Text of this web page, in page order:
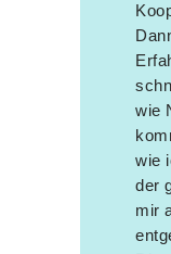
wie
wie
der
mir